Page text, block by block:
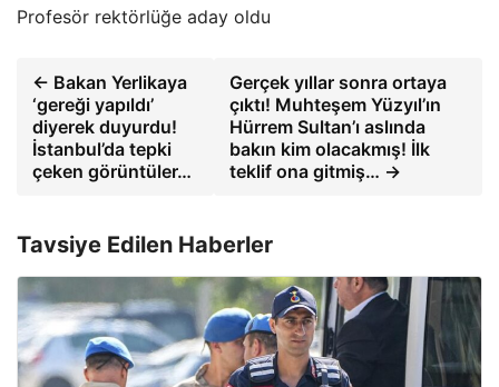
Profesör rektörlüğe aday oldu
← Bakan Yerlikaya
‘gereği yapıldı’
diyerek duyurdu!
İstanbul’da tepki
çeken görüntüler…
Gerçek yıllar sonra ortaya
çıktı! Muhteşem Yüzyıl’ın
Hürrem Sultan’ı aslında
bakın kim olacakmış! İlk
teklif ona gitmiş… →
Tavsiye Edilen Haberler